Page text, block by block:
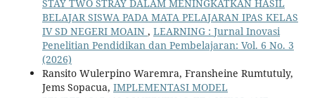
STAY TWO STRAY DALAM MENINGKATKAN HASIL
BELAJAR SISWA PADA MATA PELAJARAN IPAS KELAS
IV SD NEGERI MOAIN , LEARNING : Jurnal Inovasi
Penelitian Pendidikan dan Pembelajaran: Vol. 6 No. 3
(2026)
Ransito Wulerpino Waremra, Fransheine Rumtutuly,
Jems Sopacua, IMPLEMENTASI MODEL